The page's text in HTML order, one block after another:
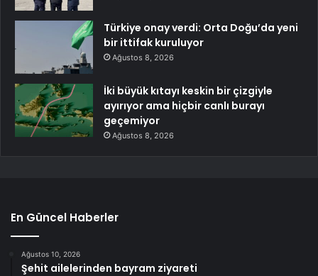
Türkiye onay verdi: Orta Doğu’da yeni
bir ittifak kuruluyor
Ağustos 8, 2026
İki büyük kıtayı keskin bir çizgiyle
ayırıyor ama hiçbir canlı burayı
geçemiyor
Ağustos 8, 2026
En Güncel Haberler
Ağustos 10, 2026
Şehit ailelerinden bayram ziyareti